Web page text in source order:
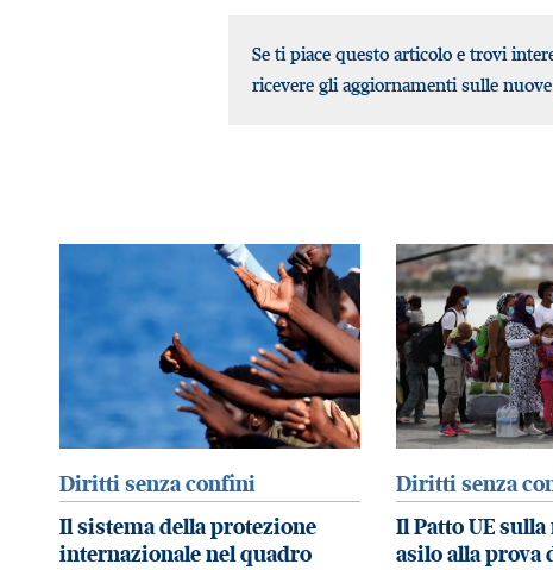
Se ti piace questo articolo e trovi
ricevere gli aggiornamenti sulle
Diritti senza confini
Il sistema della protezione
internazionale nel quadro
Diritti senza
Il Patto UE
asilo alla prova